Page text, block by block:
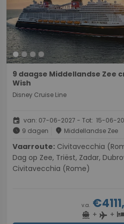
9 daagse Middellandse Zee
Wish
Disney Cruise Line
event van: 07-06-2027 - Tot: 15-06-
schedule 9 dagen place Middellandse Zee
Vaarroute:
Dag op Zee, Triëst, Zadar,
Civitavecchia (Rome)
v.a.
directions_boat + flight +